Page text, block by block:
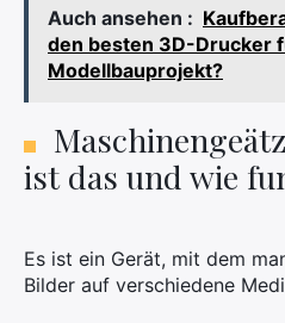
Auch ansehen :
den besten 3D-Drucker
Modellbauprojekt?
ist das und wie
Es ist ein Gerät, mit dem
Bilder auf verschiedene